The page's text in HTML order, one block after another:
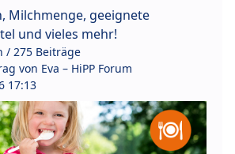
Milchmenge, geeignete
und vieles mehr!
/ 275 Beiträge
von Eva – HiPP Forum
17:13